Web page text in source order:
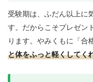
受験期は、ふだん以上に
す。だからこそプレゼン
ります。やみくもに「合
と体をふっと軽くしてく